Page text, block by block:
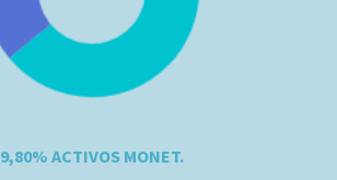
9,80% ACTIVOS MONET.